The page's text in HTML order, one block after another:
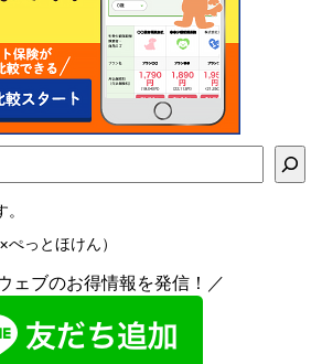
っとほけん）
ェブのお得情報を発信！／